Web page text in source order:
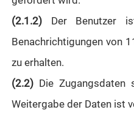
(2.1.2) Der Benutzer
Benachrichtigungen von
zu erhalten.
(2.2) Die Zugangsdaten
Weitergabe der Daten ist